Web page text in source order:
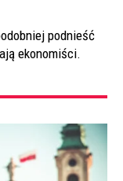
podnieść
ekonomiści.